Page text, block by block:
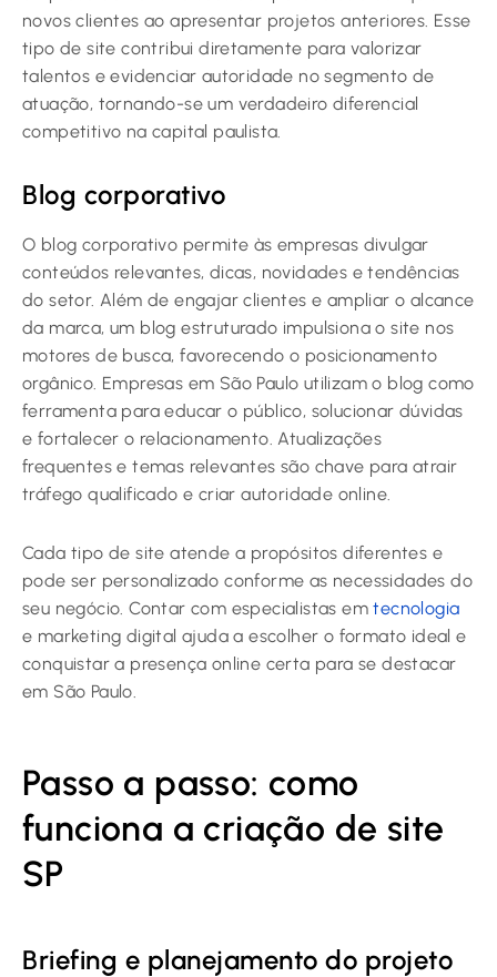
novos clientes ao apresentar projetos anteriores. Esse
tipo de site contribui diretamente para valorizar
talentos e evidenciar autoridade no segmento de
atuação, tornando-se um verdadeiro diferencial
competitivo na capital paulista.
Blog corporativo
O blog corporativo permite às empresas divulgar
conteúdos relevantes, dicas, novidades e tendências
do setor. Além de engajar clientes e ampliar o alcance
da marca, um blog estruturado impulsiona o site nos
motores de busca, favorecendo o posicionamento
orgânico. Empresas em São Paulo utilizam o blog como
ferramenta para educar o público, solucionar dúvidas
e fortalecer o relacionamento. Atualizações
frequentes e temas relevantes são chave para atrair
tráfego qualificado e criar autoridade online.
Cada tipo de site atende a propósitos diferentes e
pode ser personalizado conforme as necessidades do
seu negócio. Contar com especialistas emtecnologia
e marketing digital ajuda a escolher o formato ideal e
conquistar a presença online certa para se destacar
em São Paulo.
Passo a passo: como
funciona a criação de site
SP
Briefing e planejamento do projeto